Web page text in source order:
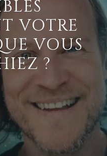
VOTRE
VOUS
?